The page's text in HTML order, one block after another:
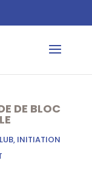
DE BLOC
, INITIATION